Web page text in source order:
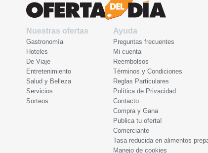
Nuestras ofertas
Gastronomía
Hoteles
De Viaje
Entretenimiento
Salud y Belleza
Servicios
Sorteos
Ayuda
Preguntas frecuentes
Mi cuenta
Reembolsos
Términos y Condiciones
Reglas Particulares
Política de Privacidad
Contacto
Compra y Gana
Publica tu oferta!
Comerciante
Tasa reducida en alimentos
Manejo de cookies